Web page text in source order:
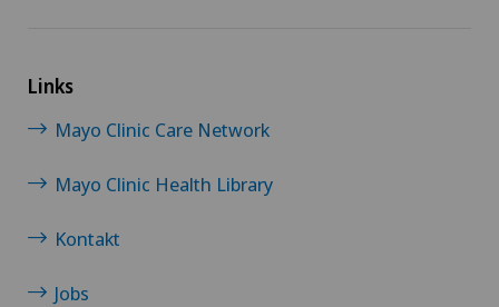
Links
Mayo Clinic Care Network
Mayo Clinic Health Library
Kontakt
Jobs